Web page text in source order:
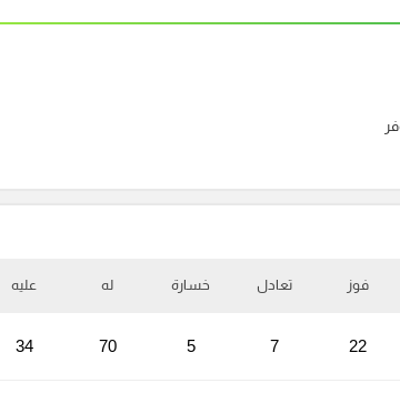
فوز تعادل خسارة له عليه
22
7
5
70
34